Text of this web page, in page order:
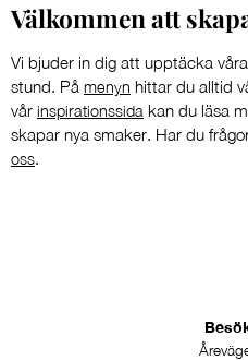
Välkommen att
Vi bjuder in dig att upptäcka
stund. På menyn hittar du alltid
vår inspirationssida kan du läsa
skapar nya smaker. Har du
oss.